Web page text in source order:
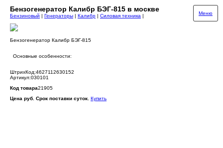
Бензогенератор Калибр БЭГ-815 в москве
Меню
Бензиновый | Генераторы | Калибр | Силовая техника |
Бензогенератор Калибр БЭГ-815
Основные особенности:
ШтрихКод:4627112630152
Артикул:030101
Код товара21905
Цена руб. Срок поставки суток. Купить